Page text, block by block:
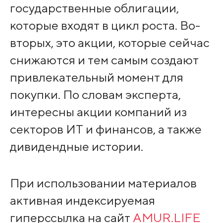
государственные облигации,
которые входят в цикл роста. Во-
вторых, это акции, которые сейчас
снижаются и тем самым создают
привлекательный момент для
покупки. По словам эксперта,
интересны акции компаний из
секторов ИТ и финансов, а также
дивидендные истории.
При использовании материалов
активная индексируемая
гиперссылка на сайт AMUR.LIFE